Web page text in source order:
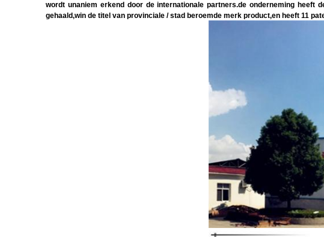
wordt unaniem erkend door de internationale partners.de onderneming heeft
gehaald,win de titel van provinciale / stad beroemde merk product,en heeft 11